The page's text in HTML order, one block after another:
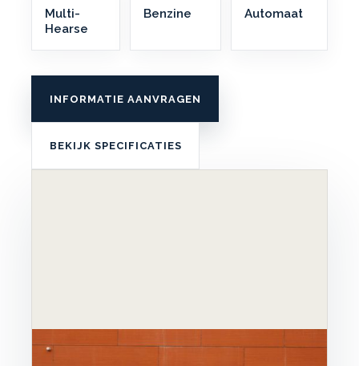
Multi-
Hearse
Benzine Automaat
INFORMATIE AANVRAGEN
BEKIJK SPECIFICATIES